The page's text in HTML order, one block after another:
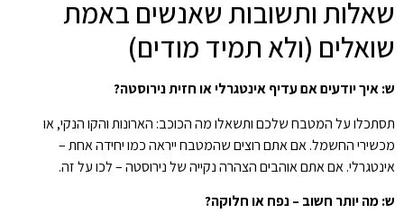
שאלות ותשובות שאנשים באמת
שואלים (ולא תמיד מודים)
ש: איך יודעים אם עדיף אינטגרלי או חזית נירוסטה?
תסתכלו על המטבח שלכם ותשאלו מה הכוכב: הארונות והקו הנקי, או
מכשירי החשמל. אם אתם רוצים שהמטבח ייראה כמו יחידה אחת –
אינטגרלי. אם אתם אוהבים הצהרה נקייה של נירוסטה – לכו על זה.
ש: מה יותר חשוב – נפח או חלוקה?